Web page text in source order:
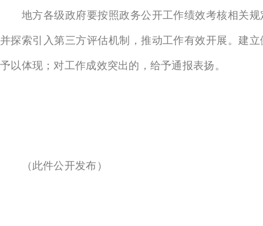
地方各级政府要按照政务公开工作绩效考核相关规
并探索引入第三方评估机制，推动工作有效开展。建
予以体现；对工作成效突出的，给予通报表扬。
（此件公开发布）